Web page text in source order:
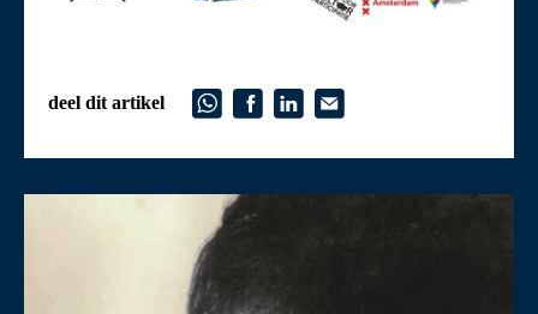
deel dit artikel